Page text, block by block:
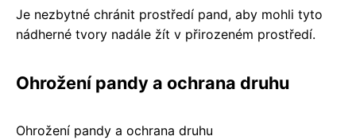
Je nezbytné chránit prostředí pand, aby mohli tyto
nádherné tvory nadále žít v přirozeném prostředí.
Ohrožení pandy a ochrana druhu
Ohrožení pandy a ochrana druhu